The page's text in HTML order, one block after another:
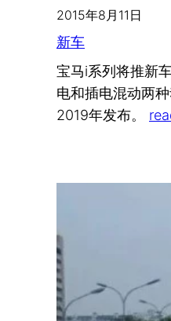
2015年8月11日
新车
宝马i系列将推新
电和插电混动两
2019年发布。